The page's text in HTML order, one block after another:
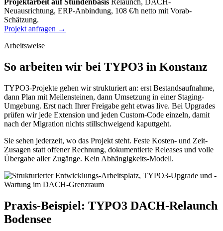
Projektarbeit auf Stundenbasis Relaunch, DACH-
Neuausrichtung, ERP-Anbindung, 108 €/h netto mit Vorab-
Schätzung.
Projekt anfragen →
Arbeitsweise
So arbeiten wir bei TYPO3 in Konstanz
TYPO3-Projekte gehen wir strukturiert an: erst Bestandsaufnahme,
dann Plan mit Meilensteinen, dann Umsetzung in einer Staging-
Umgebung. Erst nach Ihrer Freigabe geht etwas live. Bei Upgrades
prüfen wir jede Extension und jeden Custom-Code einzeln, damit
nach der Migration nichts stillschweigend kaputtgeht.
Sie sehen jederzeit, wo das Projekt steht. Feste Kosten- und Zeit-
Zusagen statt offener Rechnung, dokumentierte Releases und volle
Übergabe aller Zugänge. Kein Abhängigkeits-Modell.
Praxis-Beispiel: TYPO3 DACH-Relaunch
Bodensee